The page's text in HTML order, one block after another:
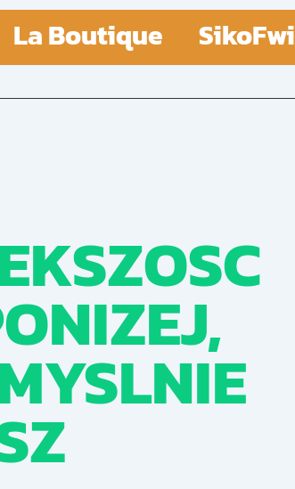
La Boutique SikoFwi